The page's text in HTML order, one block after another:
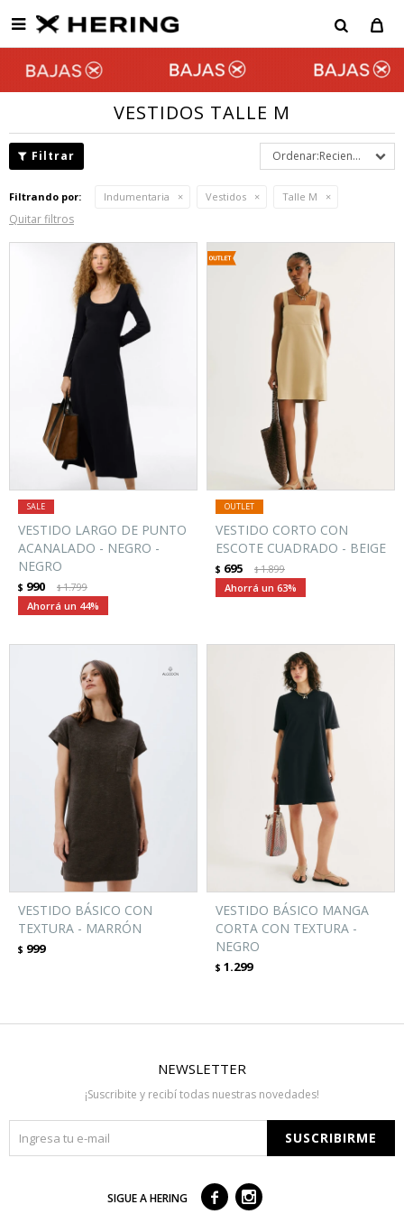

VESTIDOS TALLE M
Recientes
Filtrando por: Indumentaria Vestidos Talle M
Quitar filtros
VESTIDO LARGO DE PUNTO
ACANALADO - NEGRO -
NEGRO
$ 990 $1.799
44
VESTIDO CORTO CON
ESCOTE CUADRADO - BEIGE
$ 695 $1.899
63
VESTIDO BÁSICO CON
TEXTURA - MARRÓN
$ 999
VESTIDO BÁSICO MANGA
CORTA CON TEXTURA -
NEGRO
$ 1.299
NEWSLETTER
¡Suscribite y recibí todas nuestras novedades!
SUSCRIBIRME
SIGUE A HERING  